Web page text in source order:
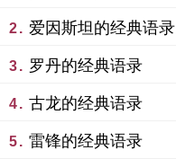
2. 爱因斯坦的经典语录
3. 罗丹的经典语录
4. 古龙的经典语录
5. 雷锋的经典语录